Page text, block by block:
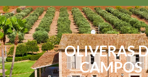
OLIVERAS
CAMPOS